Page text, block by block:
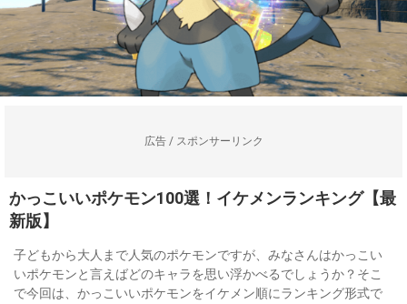
広告 / スポンサーリンク
かっこいいポケモン100選！イケメンランキング【最
新版】
子どもから大人まで人気のポケモンですが、みなさんはかっこい
いポケモンと言えばどのキャラを思い浮かべるでしょうか？そこ
で今回は、かっこいいポケモンをイケメン順にランキング形式で